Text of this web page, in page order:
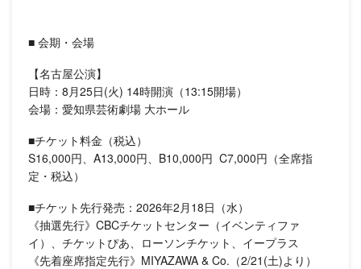
■ 会期・会場
【名古屋公演】
日時：8月25日(火) 14時開演（13:15開場）
会場：愛知県芸術劇場 大ホール
■チケット料金（税込）
S16,000円、A13,000円、B10,000円 C7,000円（全席指
定・税込）
■チケット先行発売：2026年2月18日（水）
《抽選先行》CBCチケットセンター（イベンティファ
イ）、チケットぴあ、ローソンチケット、イープラス
《先着座席指定先行》MIYAZAWA & Co.（2/21(土)より）